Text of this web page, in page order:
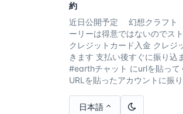
約
近日公開予定 幻想クラフ
ーリーは得意ではないのでス
クレジットカード入金 クレジ
きます 支払い後すぐに振り
#earthチャット にurlを貼っ
URLを貼ったアカウントに振
日本語